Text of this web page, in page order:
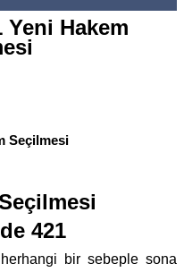
Yeni Hakem
Seçilmesi
421
bir sebeple sona